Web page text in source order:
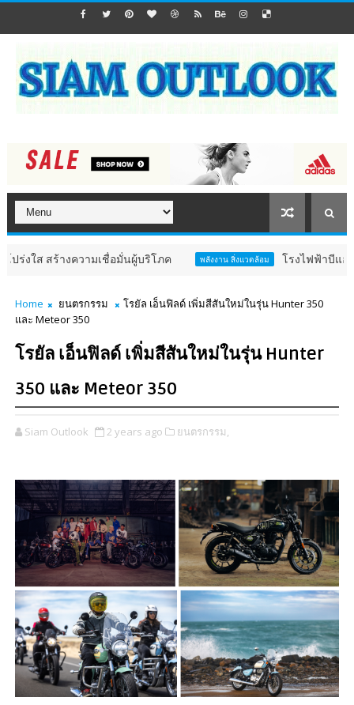
างความเชื่อมั่นผู้บริโภค พลังงาน สิ่งแวดล้อม โรงไฟฟ้าบีแอลซีพี ร่วมงา
Home ยนตรกรรม
โรยัล เอ็นฟิลด์ เพิ่มสีสันใหม่ในรุ่น Hunter 350
และ Meteor 350
โรยัล เอ็นฟิลด์ เพิ่มสีสันใหม่ในรุ่น Hunter
350 และ Meteor 350
Siam Outlook 2 years ago ยนตรกรรม,